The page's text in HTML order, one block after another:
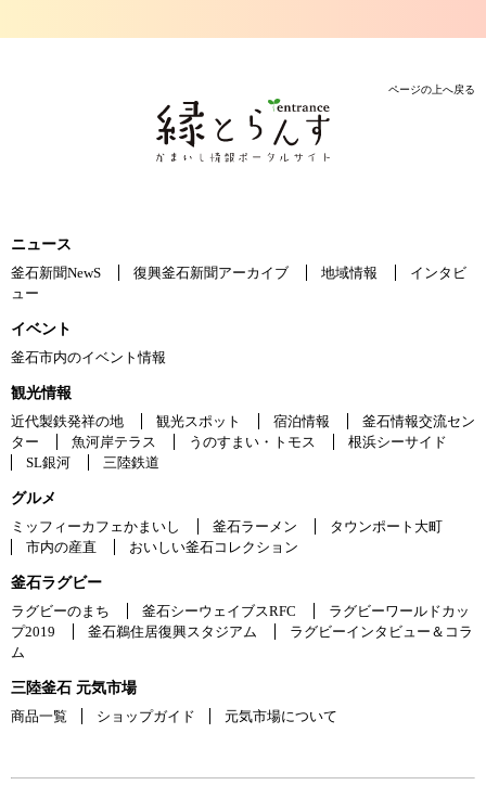
ページの上へ戻る
ニュース
釜石新聞NewS
復興釜石新聞アーカイブ 地域情報
インタビ
ュー
イベント
釜石市内のイベント情報
観光情報
近代製鉄発祥の地
観光スポット 宿泊情報
釜石情報交流セン
ター
魚河岸テラス うのすまい・トモス
根浜シーサイド
SL銀河
三陸鉄道
グルメ
ミッフィーカフェかまいし
釜石ラーメン
タウンポート大町
市内の産直
おいしい釜石コレクション
釜石ラグビー
ラグビーのまち
釜石シーウェイブスRFC
ラグビーワールドカッ
プ2019
釜石鵜住居復興スタジアム
ラグビーインタビュー＆コラ
ム
三陸釜石 元気市場
商品一覧
ショップガイド 元気市場について